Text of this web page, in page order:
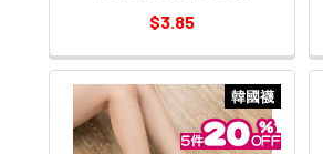
$3.85
韓國襪